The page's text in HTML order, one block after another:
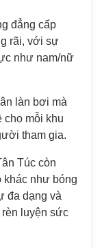
đẳng cấp
rãi, với sự
như nam/nữ
làn bơi mà
cho mỗi khu
tham gia.
Túc còn
khác như bóng
đa dạng và
luyện sức